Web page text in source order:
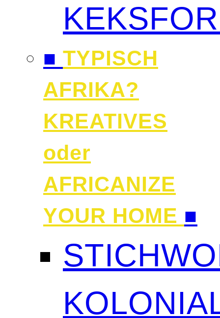
■ TYPISCH
AFRIKA?
KREATIVES
oder
AFRICANIZE
YOUR HOME ■